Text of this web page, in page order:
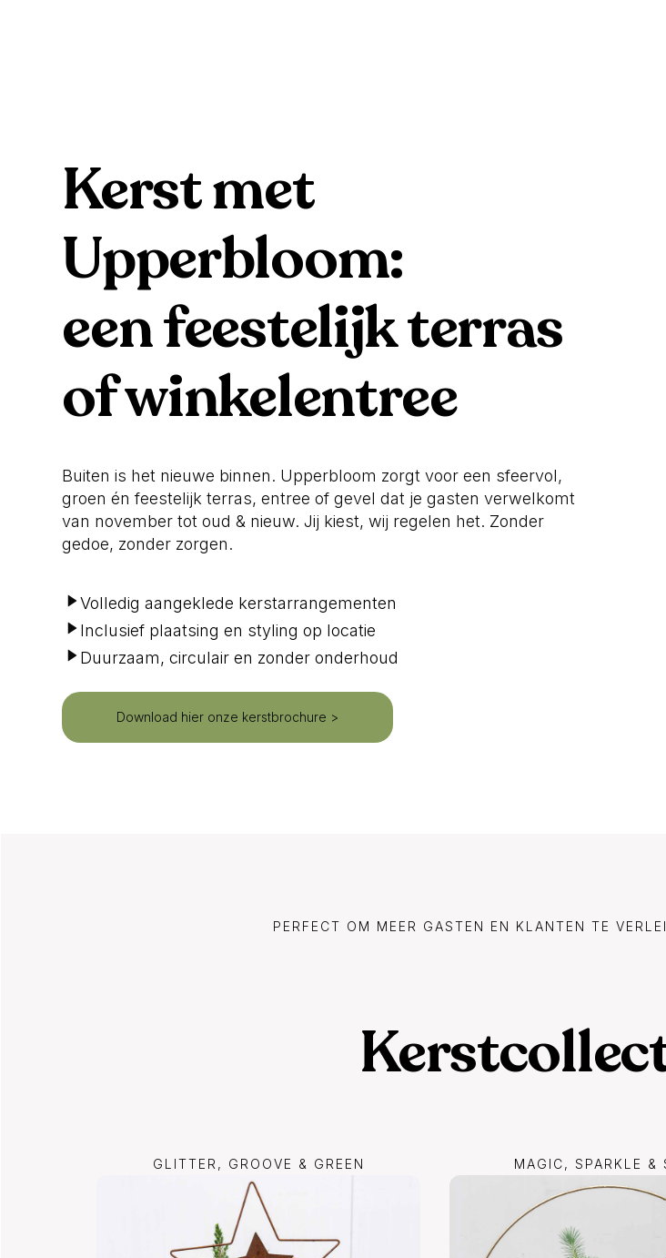
Kerst met
Upperbloom:
een feestelijk terras
of winkelentree
Buiten is het nieuwe binnen. Upperbloom zorgt voor een sfeervol,
groen én feestelijk terras, entree of gevel dat je gasten verwelkomt
van november tot oud & nieuw. Jij kiest, wij regelen het. Zonder
gedoe, zonder zorgen.
Volledig aangeklede kerstarrangementen
Inclusief plaatsing en styling op locatie
Duurzaam, circulair en zonder onderhoud
Download hier onze kerstbrochure >
PERFECT OM MEER GASTEN EN KLANTEN TE
GLITTER, GROOVE & GREEN MAGIC, SPARKLE &